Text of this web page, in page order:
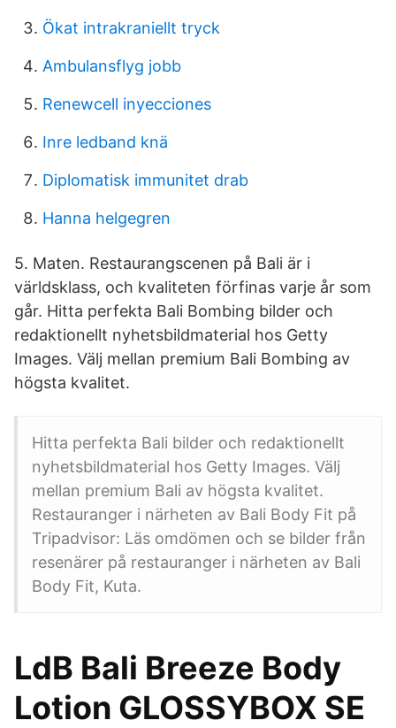
Ökat intrakraniellt tryck
Ambulansflyg jobb
Renewcell inyecciones
Inre ledband knä
Diplomatisk immunitet drab
Hanna helgegren
5. Maten. Restaurangscenen på Bali är i
världsklass, och kvaliteten förfinas varje år som
går. Hitta perfekta Bali Bombing bilder och
redaktionellt nyhetsbildmaterial hos Getty
Images. Välj mellan premium Bali Bombing av
högsta kvalitet.
Hitta perfekta Bali bilder och redaktionellt
nyhetsbildmaterial hos Getty Images. Välj
mellan premium Bali av högsta kvalitet.
Restauranger i närheten av Bali Body Fit på
Tripadvisor: Läs omdömen och se bilder från
resenärer på restauranger i närheten av Bali
Body Fit, Kuta.
LdB Bali Breeze Body
Lotion GLOSSYBOX SE